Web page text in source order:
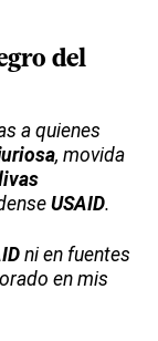
del
a quienes
, movida
USAID.
ni en fuentes
en mis